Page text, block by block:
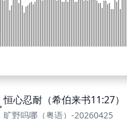
恒心忍耐（希伯来书11:27）
旷野吗哪（粤语）-20260425